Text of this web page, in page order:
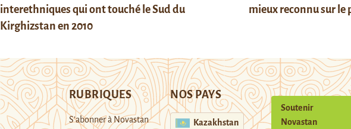
interethniques qui ont touché le Sud du
Kirghizstan en 2010
mieux reconnu sur
RUBRIQUES
S’abonner à Novastan
NOS PAYS
Kazakhstan
Soutenir
Novastan